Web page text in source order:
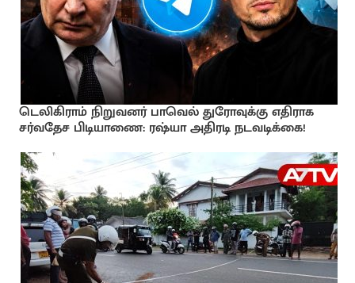
டெலிகிராம் நிறுவனர் பாவெல் துரோவுக்கு எதிராக
சர்வதேச பிடியாணை: ரஷ்யா அதிரடி நடவடிக்கை!